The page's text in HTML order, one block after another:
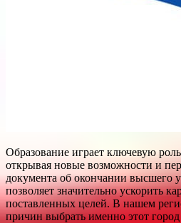
Образование играет ключевую
открывая новые возможности и
документа об окончании высшего
позволяет значительно ускорить
поставленных целей. В нашем
причин выбрать именно этот